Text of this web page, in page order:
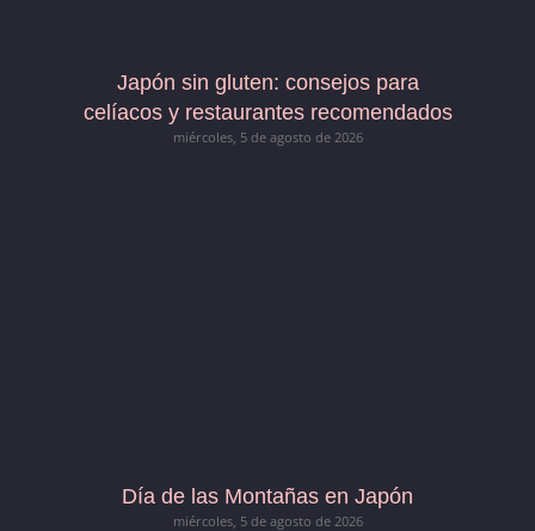
Japón sin gluten: consejos para
celíacos y restaurantes recomendados
miércoles, 5 de agosto de 2026
Día de las Montañas en Japón
miércoles, 5 de agosto de 2026